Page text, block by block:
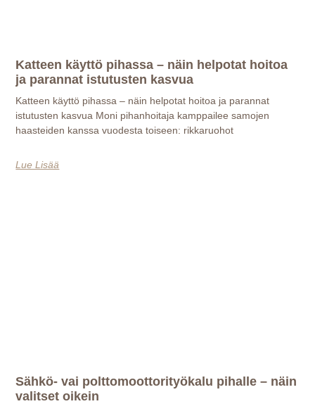
Katteen käyttö pihassa – näin helpotat hoitoa
ja parannat istutusten kasvua
Katteen käyttö pihassa – näin helpotat hoitoa ja parannat
istutusten kasvua Moni pihanhoitaja kamppailee samojen
haasteiden kanssa vuodesta toiseen: rikkaruohot
Lue Lisää
Sähkö- vai polttomoottorityökalu pihalle – näin
valitset oikein